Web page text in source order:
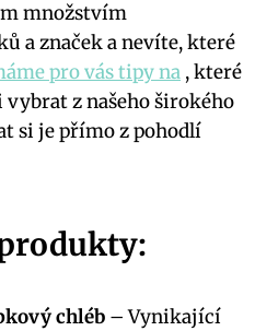
množstvím
a značek a nevíte, které
pro vás tipy na , které
z našeho širokého
si je přímo z pohodlí
chléb – Vynikající